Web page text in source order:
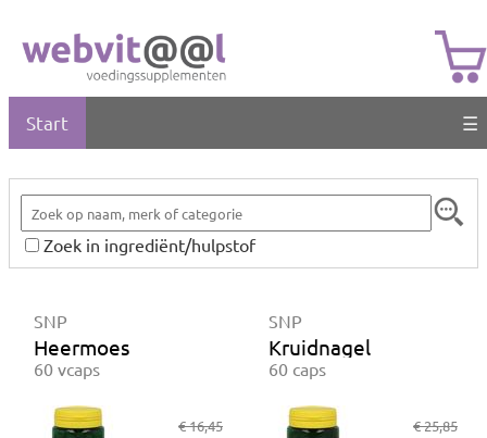
Start ☰
Zoek in ingrediënt/hulpstof
SNP
Heermoes
60 vcaps
€ 16,45
SNP
Kruidnagel
60 caps
€ 25,85